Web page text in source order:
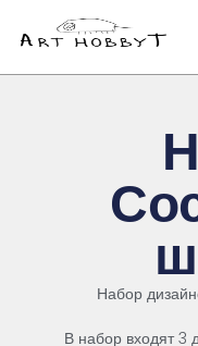
Набор
В набор входят 3